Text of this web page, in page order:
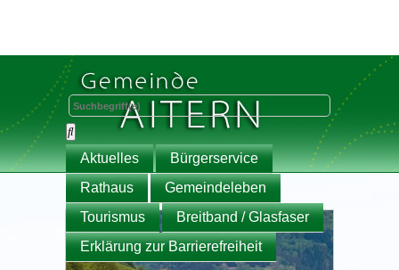
Aktuelles
Bürgerservice
Rathaus
Gemeindeleben
Tourismus
Breitband / Glasfaser
Erklärung zur Barrierefreiheit